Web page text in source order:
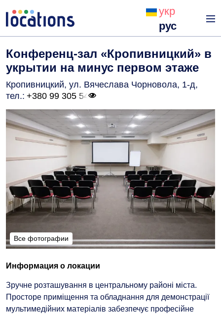
укр
рус
Конференц-зал «Кропивницкий» в
укрытии на минус первом этаже
Кропивницкий, ул. Вячеслава Чорновола, 1-д,
тел.: +380 99 305 54
Все фотографии
Все фотографии
Информация о локации
Зручне розташування в центральному районі міста.
Просторе приміщення та обладнання для демонстрації
мультимедійних матеріалів забезпечує професійне